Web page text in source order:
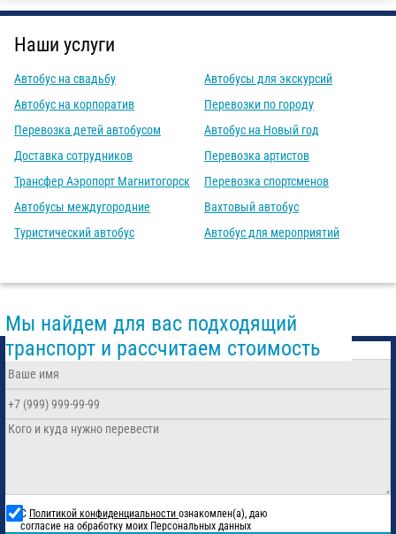
Наши услуги
Автобус на свадьбу
Автобус на корпоратив
Перевозка детей автобусом
Доставка сотрудников
Трансфер Аэропорт Магнитогорск
Автобусы междугородние
Туристический автобус
Автобусы для экскурсий
Перевозки по городу
Автобус на Новый год
Перевозка артистов
Перевозка спортсменов
Вахтовый автобус
Автобус для мероприятий
Мы найдем для вас подходящий
транспорт и рассчитаем стоимость
С Политикой конфиденциальности ознакомлен(а), даю
согласие на обработку моих Персональных данных